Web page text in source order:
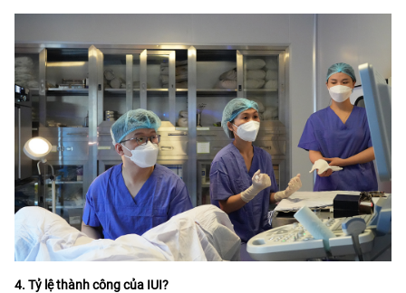
4. Tỷ lệ thành công của IUI?